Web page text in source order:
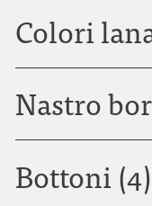
Colori
Nastro
Bottoni (4)